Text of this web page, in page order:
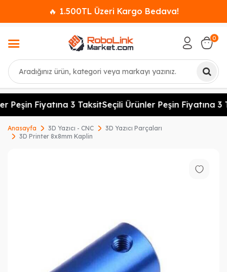
🔥 1.500TL Üzeri Kargo Bedava!
Ara
0
Peşin Fiyatına 3 TaksitSeçili Ürünler Peşin Fiyatına 3
Anasayfa 3D Yazıcı - CNC
3D Yazıcı Parçaları
3D Printer 8x8mm Kaplin